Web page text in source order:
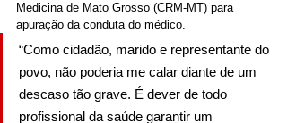
Medicina de Mato Grosso (CRM-MT) para
apuração da conduta do médico.
“Como cidadão, marido e representante do
povo, não poderia me calar diante de um
descaso tão grave. É dever de todo
profissional da saúde garantir um